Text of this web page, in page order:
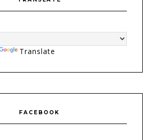
Translate
FACEBOOK